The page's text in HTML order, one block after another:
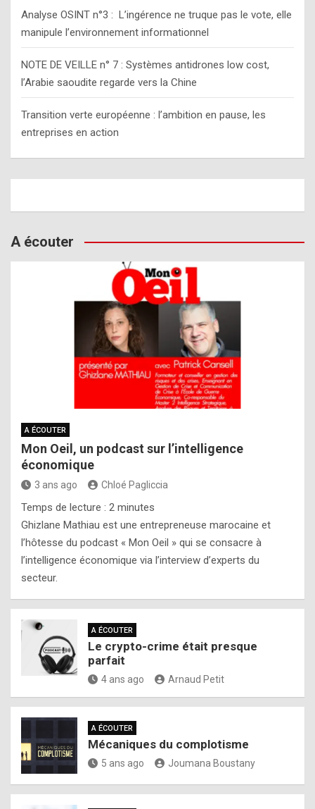
Analyse OSINT n°3 : L’ingérence ne truque pas le vote, elle
manipule l’environnement informationnel
NOTE DE VEILLE n° 7 : Systèmes antidrones low cost,
l’Arabie saoudite regarde vers la Chine
Transition verte européenne : l’ambition en pause, les
entreprises en action
A écouter
A ÉCOUTER
Mon Oeil, un podcast sur l’intelligence
économique
3 ans ago Chloé Pagliccia
Temps de lecture : 2 minutes
Ghizlane Mathiau est une entrepreneuse marocaine et
l’hôtesse du podcast « Mon Oeil » qui se consacre à
l’intelligence économique via l’interview d’experts du
secteur.
A ÉCOUTER
Le crypto-crime était presque
parfait
4 ans ago Arnaud Petit
A ÉCOUTER
Mécaniques du complotisme
5 ans ago Joumana Boustany